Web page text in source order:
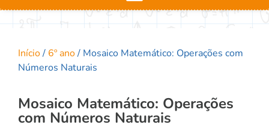
Início/ 6º ano/ Mosaico Matemático: Operações com
Números Naturais
Mosaico Matemático: Operações
com Números Naturais